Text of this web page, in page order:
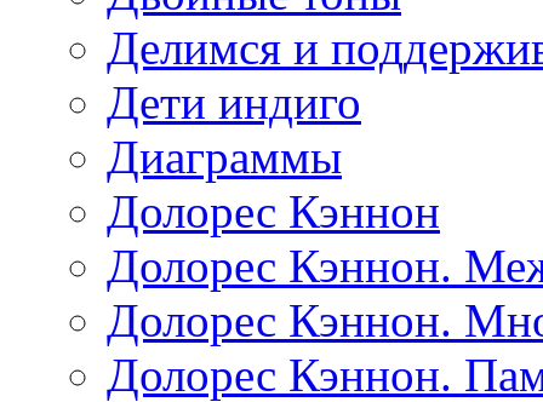
Делимся и
Дети индиго
Диаграммы
Долорес Кэннон
Долорес Кэннон.
Долорес Кэннон.
Долорес Кэннон.